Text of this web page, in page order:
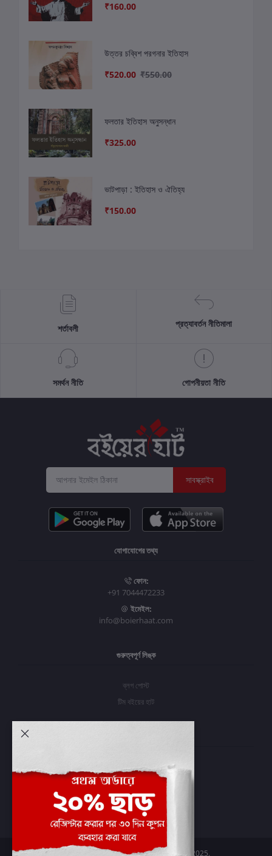
₹160.00
উত্তর চব্বিশ পরগনার ইতিহাস
₹520.00 ₹550.00
ফলতার ইতিহাস অনুসন্ধান
₹325.00
ভাটপাড়া : ইতিহাস ও ঐতিহ্য
₹150.00
শর্তাবলী প্রত্যাবর্তন নীতিমালা
সমর্থন নীতি গোপনীয়তা নীতি
সাবস্ক্রাইব
যোগাযোগের তথ্য
ফোন:
+91 7044472233
ইমেইল:
info@boierhaat.com
গুরুত্বপূর্ণ লিঙ্ক
ব্লগ পোস্ট
টিম বইয়ের হাট
প্রবেশ করুন
অর্ডার ইতিহাস
আমার ইচ্ছাগুলি
অর্ডার ট্র্যাকিং
Boier Haat™ | © All rights reserved 2025.